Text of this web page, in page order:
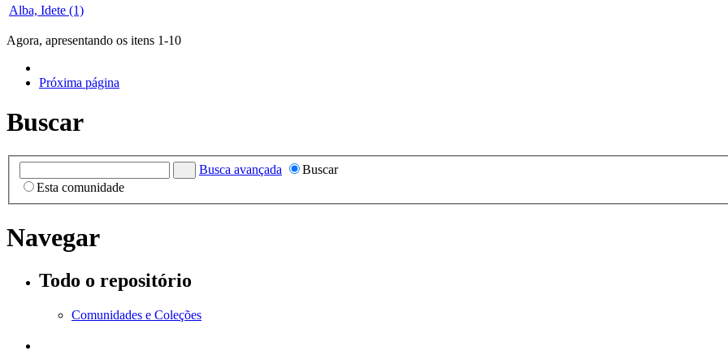
Alba, Idete (1)
Agora, apresentando os itens 1-10
Próxima página
Buscar
Busca avançada
Buscar
Esta comunidade
Navegar
Todo o repositório
Comunidades e Coleções